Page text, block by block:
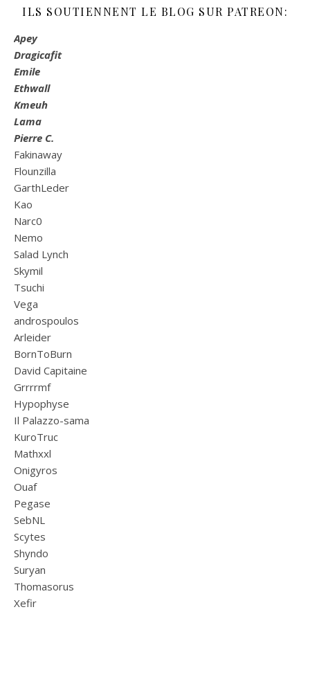
ILS SOUTIENNENT LE BLOG SUR PATREON:
Apey
Dragicafit
Emile
Ethwall
Kmeuh
Lama
Pierre C.
Fakinaway
Flounzilla
GarthLeder
Kao
Narc0
Nemo
Salad Lynch
Skymil
Tsuchi
Vega
androspoulos
Arleider
BornToBurn
David Capitaine
Grrrrmf
Hypophyse
Il Palazzo-sama
KuroTruc
Mathxxl
Onigyros
Ouaf
Pegase
SebNL
Scytes
Shyndo
Suryan
Thomasorus
Xefir